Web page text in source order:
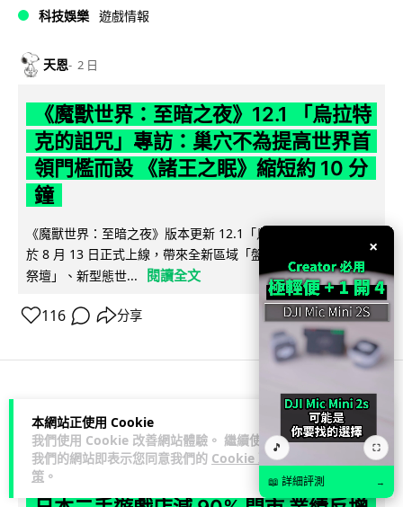
本網站正使用 Cookie
我們使用 Cookie 改善網站體驗。 繼續使用
我們的網站即表示您同意我們的 Cookie 政
策 。
科技娛樂 遊戲情報
天恩 2 日
《魔獸世界：至暗之夜》12.1 「烏拉特
克的詛咒」專訪：巢穴不為提高世界首
領門檻而設 《諸王之眠》縮短約 10 分
鐘
《魔獸世界：至暗之夜》版本更新 12.1「烏拉特克的詛咒」將
於 8 月 13 日正式上線，帶來全新區域「盤蛇島」、地城「毒牙
祭壇」、新型態世...
閱讀全文
116 分享
Lawton 2 日
×
🎵 ⛶
📖 詳細評測 →